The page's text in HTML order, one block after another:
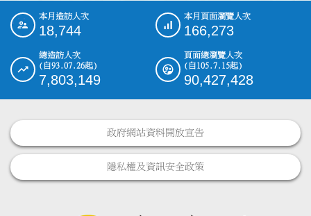
::: 本月造訪人次
18,744
本月頁面瀏覽人次
166,273
總造訪人次
(自93.07.26起)
7,803,149
頁面總瀏覽人次
(自105.7.15起)
90,427,428
政府網站資料開放宣告
隱私權及資訊安全政策